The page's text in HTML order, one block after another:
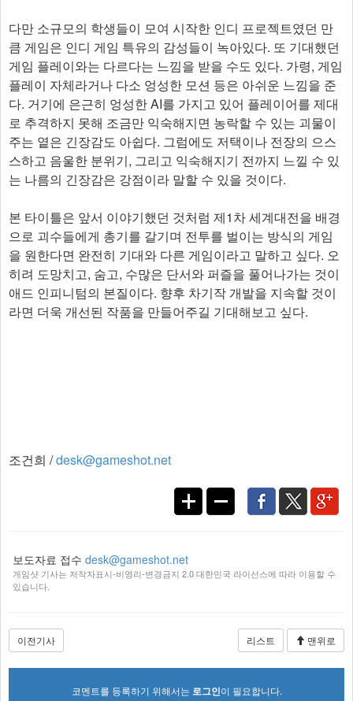
다만 소규모의 학생들이 모여 시작한 인디 프로젝트였던 만
큼 게임은 인디 게임 특유의 감성들이 녹아있다. 또 기대했던
게임 플레이와는 다르다는 느낌을 받을 수도 있다. 가령, 게임
플레이 자체라거나 다소 엉성한 모션 등은 아쉬운 느낌을 준
다. 거기에 은근히 엉성한 AI를 가지고 있어 플레이어를 제대
로 추격하지 못해 조금만 익숙해지면 농락할 수 있는 괴물이
주는 옅은 긴장감도 아쉽다. 그럼에도 저택이나 전장의 으스
스하고 음울한 분위기, 그리고 익숙해지기 전까지 느낄 수 있
는 나름의 긴장감은 강점이라 말할 수 있을 것이다.
본 타이틀은 앞서 이야기했던 것처럼 제1차 세계대전을 배경
으로 괴수들에게 총기를 갈기며 전투를 벌이는 방식의 게임
을 원한다면 완전히 기대와 다른 게임이라고 말하고 싶다. 오
히려 도망치고, 숨고, 수많은 단서와 퍼즐을 풀어나가는 것이
애드 인피니텀의 본질이다. 향후 차기작 개발을 지속할 것이
라면 더욱 개선된 작품을 만들어주길 기대해보고 싶다.​